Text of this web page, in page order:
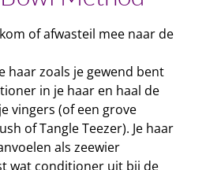
of afwasteil mee naar de
haar zoals je gewend bent
in je haar en haal de
vingers (of een grove
of Tangle Teezer). Je haar
als zeewier
wat conditioner uit bij de